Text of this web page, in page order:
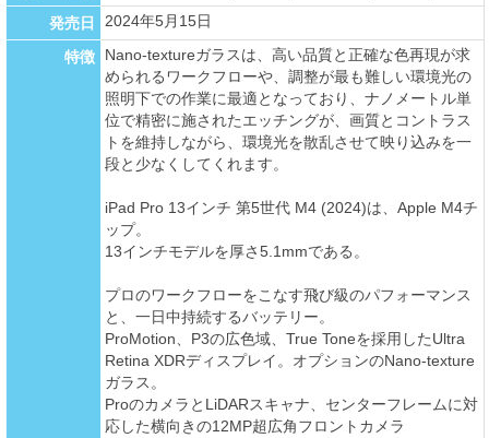
発売日 2024年5月15日
特徴
Nano-textureガラスは、高い品質と正確な色再現が求
められるワークフローや、調整が最も難しい環境光の
照明下での作業に最適となっており、ナノメートル単
位で精密に施されたエッチングが、画質とコントラス
トを維持しながら、環境光を散乱させて映り込みを一
段と少なくしてくれます。
iPad Pro 13インチ 第5世代 M4 (2024)は、Apple M4チ
ップ。
13インチモデルを厚さ5.1mmである。
プロのワークフローをこなす飛び級のパフォーマンス
と、一日中持続するバッテリー。
ProMotion、P3の広色域、True Toneを採用したUltra
Retina XDRディスプレイ。オプションのNano-texture
ガラス。
ProのカメラとLiDARスキャナ、センターフレームに対
応した横向きの12MP超広角フロントカメラ